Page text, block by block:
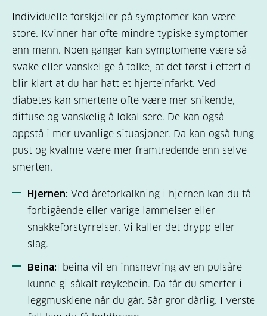
Individuelle forskjeller på symptomer kan være
store. Kvinner har ofte mindre typiske symptomer
enn menn. Noen ganger kan symptomene være så
svake eller vanskelige å tolke, at det først i ettertid
blir klart at du har hatt et hjerteinfarkt. Ved
diabetes kan smertene ofte være mer snikende,
diffuse og vanskelig å lokalisere. De kan også
oppstå i mer uvanlige situasjoner. Da kan også tung
pust og kvalme være mer framtredende enn selve
smerten.
Hjernen: Ved åreforkalkning i hjernen kan du få
forbigående eller varige lammelser eller
snakkeforstyrrelser. Vi kaller det drypp eller
slag.
Beina:I beina vil en innsnevring av en pulsåre
kunne gi såkalt røykebein. Da får du smerter i
leggmusklene når du går. Sår gror dårlig. I verste